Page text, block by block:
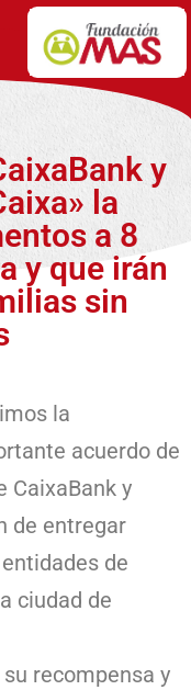
y
la
a 8
y que irán
sin
la
acuerdo de
CaixaBank y
de entregar
de
ciudad de
recompensa y